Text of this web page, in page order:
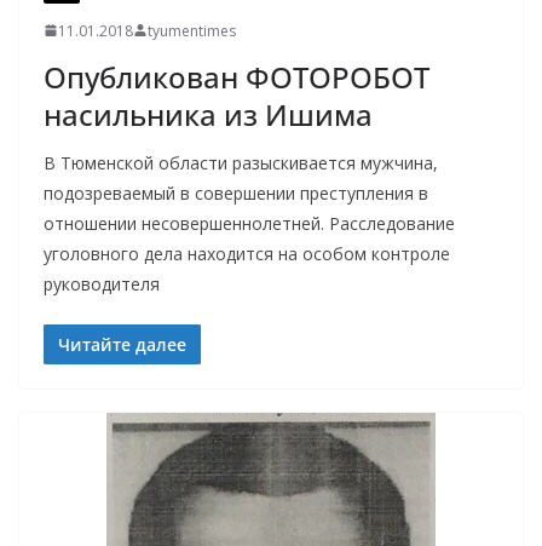
11.01.2018 tyumentimes
Опубликован ФОТОРОБОТ
насильника из Ишима
В Тюменской области разыскивается мужчина,
подозреваемый в совершении преступления в
отношении несовершеннолетней. Расследование
уголовного дела находится на особом контроле
руководителя
Читайте далее